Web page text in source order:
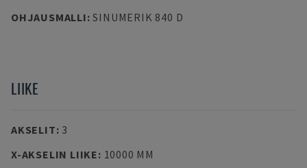
OHJAUSMALLI:SINUMERIK 840 D
LIIKE
AKSELIT: 3
X-AKSELIN LIIKE: 10000 MM